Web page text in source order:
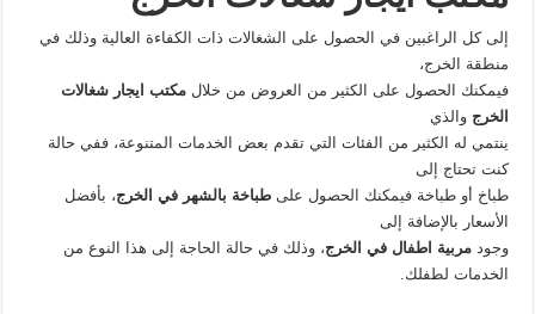
إلى كل الراغبين في الحصول على الشغالات ذات الكفاءة العالية وذلك في
منطقة الخرج،
فيمكنك الحصول على الكثير من العروض من خلالمكتب ايجار شغالات
الخرجوالذي
ينتمي له الكثير من الفئات التي تقدم بعض الخدمات المتنوعة، ففي حالة
كنت تحتاج إلى
طباخ أو طباخة فيمكنك الحصول علىطباخة بالشهر في الخرج، بأفضل
الأسعار بالإضافة إلى
وجودمربية اطفال في الخرج، وذلك في حالة الحاجة إلى هذا النوع من
الخدمات لطفلك.